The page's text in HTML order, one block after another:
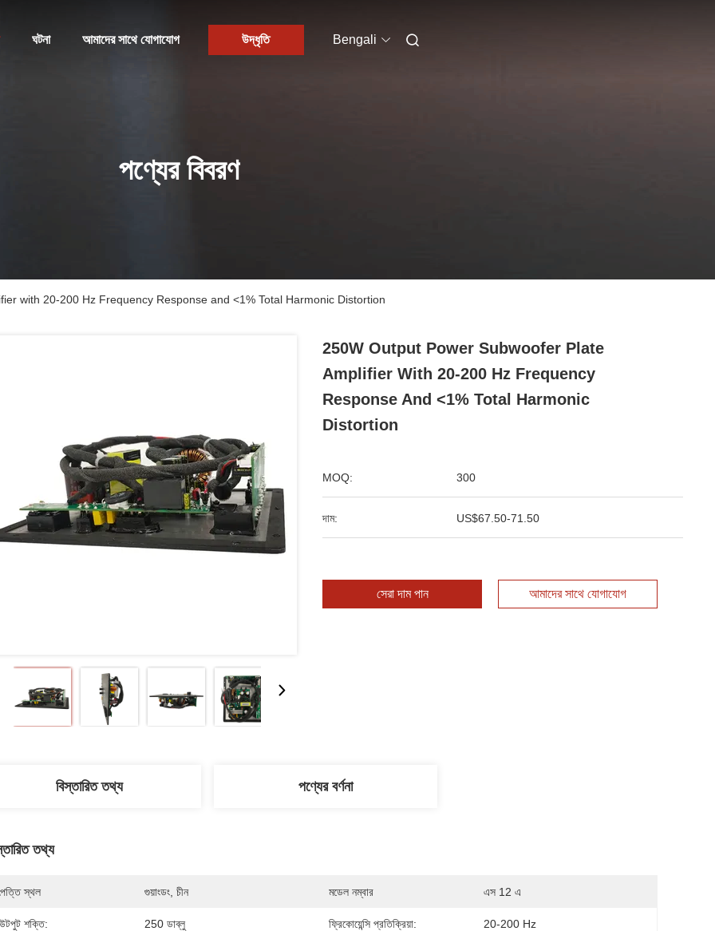
ঘটনা আমাদের সাথে যোগাযোগ উদ্ধৃতি Bengali
পণ্যের বিবরণ
with 20-200 Hz Frequency Response and <1% Total Harmonic Distortion
250W Output Power Subwoofer Plate
Amplifier With 20-200 Hz Frequency
Response And <1% Total Harmonic
Distortion
MOQ: 300
দাম: US$67.50-71.50
সেরা দাম পান আমাদের সাথে যোগাযোগ
বিস্তারিত তথ্য পণ্যের বর্ণনা
তথ্য
স্থল গুয়াংডং, চীন মডেল নম্বার এস 12 এ
শক্তি: 250 ডাব্লু ফ্রিকোয়েন্সি প্রতিক্রিয়া: 20-200 Hz